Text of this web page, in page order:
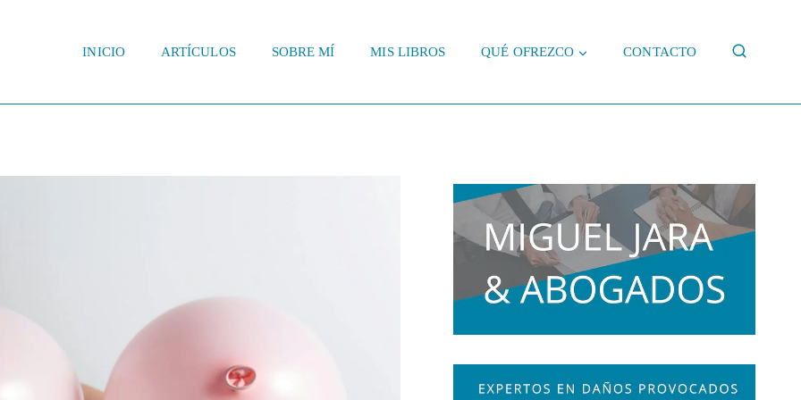
INICIO ARTÍCULOS SOBRE MÍ MIS LIBROS QUÉ OFREZCO CONTACTO